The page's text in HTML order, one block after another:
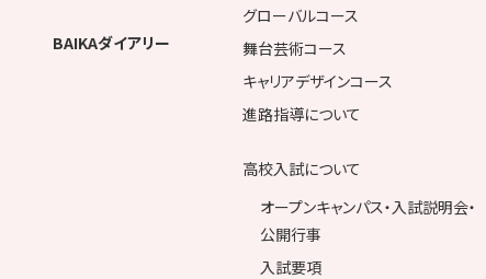
BAIKAダイアリー
グローバルコース
舞台芸術コース
キャリアデザインコース
進路指導について
高校入試について
オープンキャンパス・入試説明会・
公開行事
入試要項